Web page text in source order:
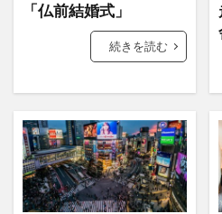
「仏前結婚式」
続きを読む